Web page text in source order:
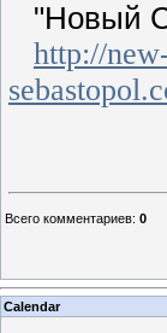
"Новый
http://
Всего комментариев: 0
Calendar